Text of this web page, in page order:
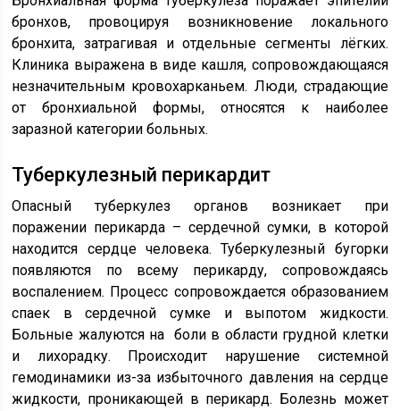
бронхов, провоцируя возникновение локального
бронхита, затрагивая и отдельные сегменты лёгких.
Клиника выражена в виде кашля, сопровождающаяся
незначительным кровохарканьем. Люди, страдающие
от бронхиальной формы, относятся к наиболее
заразной категории больных.
Туберкулезный перикардит
Опасный туберкулез органов возникает при
поражении перикарда – сердечной сумки, в которой
находится сердце человека. Туберкулезный бугорки
появляются по всему перикарду, сопровождаясь
воспалением. Процесс сопровождается образованием
спаек в сердечной сумке и выпотом жидкости.
Больные жалуются на боли в области грудной клетки
и лихорадку. Происходит нарушение системной
гемодинамики из-за избыточного давления на сердце
жидкости, проникающей в перикард. Болезнь может